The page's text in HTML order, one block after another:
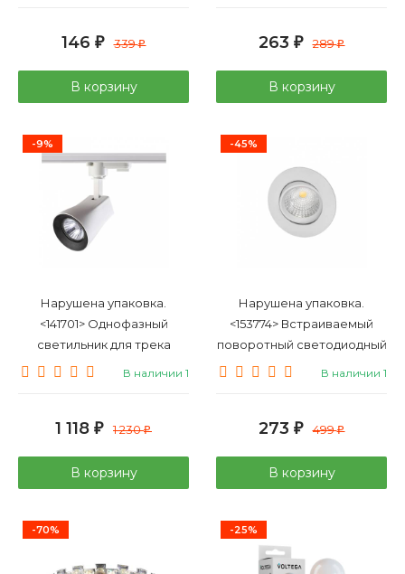
146 ₽ 339₽
В корзину
золото
263 ₽ 289₽
В корзину
-9%
Нарушена упаковка.
<141701> Однофазный
светильник для трека
Novotech Pipe 370404
В наличии 1
1 118 ₽ 1 230₽
В корзину
-45%
Нарушена упаковка.
<153774> Встраиваемый
поворотный светодиодный
светильник Citilux Каппа
В наличии 1
273 ₽ 499₽
В корзину
-70% -25%